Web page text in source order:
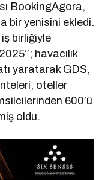
BookingAgora,
bir yenisini ekledi.
birliğiyle
havacılık
yaratarak GDS,
oteller
600’ü
oldu.